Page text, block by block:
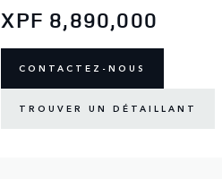
XPF 8,890,000
CONTACTEZ-NOUS
TROUVER UN DÉTAILLANT